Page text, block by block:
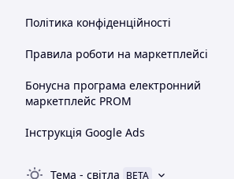
Політика конфіденційності
Правила роботи на маркетплейсі
Бонусна програма електронний
маркетплейс PROM
Інструкція Google Ads
Тема - світла BETA